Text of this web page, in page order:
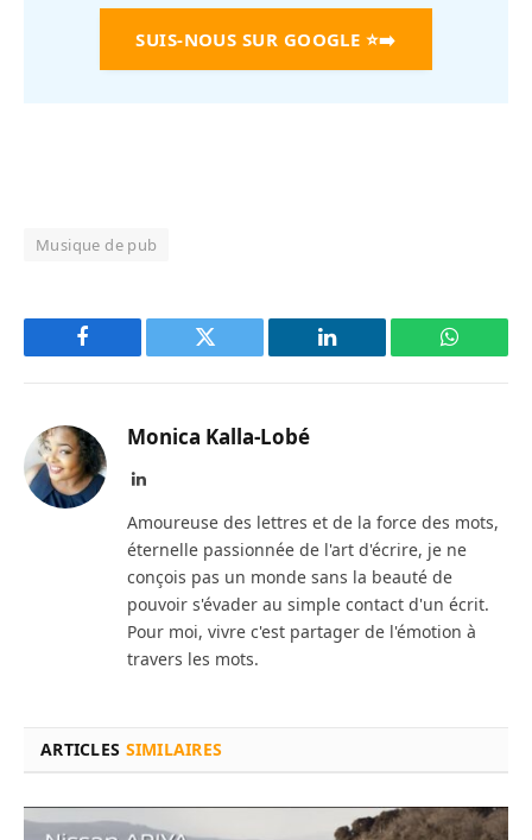
SUIS-NOUS SUR GOOGLE ⭐➡️
Musique de pub
Facebook Twitter LinkedIn
Monica Kalla-Lobé
LinkedIn
Amoureuse des lettres et de la force des mots,
éternelle passionnée de l'art d'écrire, je ne
conçois pas un monde sans la beauté de
pouvoir s'évader au simple contact d'un écrit.
Pour moi, vivre c'est partager de l'émotion à
travers les mots.
ARTICLES SIMILAIRES